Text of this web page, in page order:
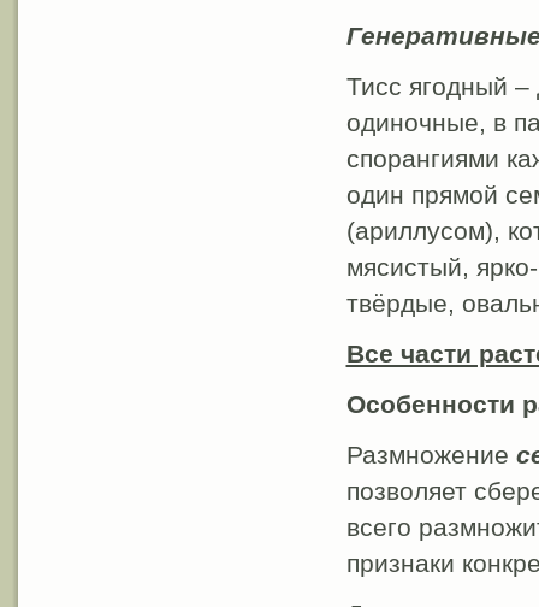
Тисс ягодный
одиночные, в
спорангиями
один прямой
(ариллусом),
мясистый,
твёрдые,
Все части
Особенности
Размножение
позволяет
всего
признаки